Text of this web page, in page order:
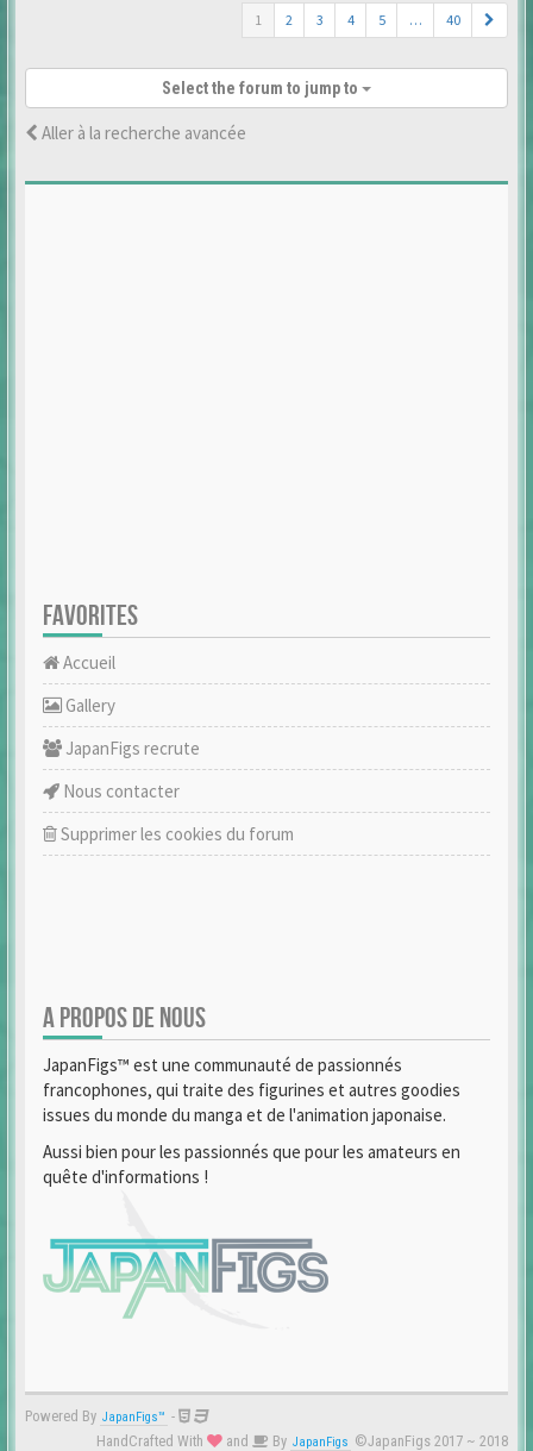
1 2 3 4 5 … 40
Select the forum to jump to
Aller à la recherche avancée
FAVORITES
Accueil
Gallery
JapanFigs recrute
Nous contacter
Supprimer les cookies du forum
A PROPOS DE NOUS
JapanFigs™ est une communauté de passionnés
francophones, qui traite des figurines et autres goodies
issues du monde du manga et de l'animation japonaise.
Aussi bien pour les passionnés que pour les amateurs en
quête d'informations !
Powered By JapanFigs™ -
HandCrafted With
and By JapanFigs ©JapanFigs 2017 ~ 2018